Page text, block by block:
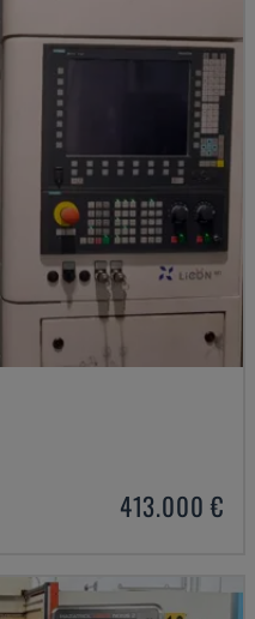
413.000 €